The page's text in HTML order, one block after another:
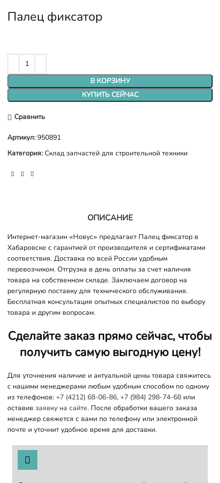
Палец фиксатор
В КОРЗИНУ
КУПИТЬ СЕЙЧАС
Сравнить
Артикул: 950891
Категория: Склад запчастей для строительной техники
ОПИСАНИЕ
Интернет-магазин «Новус» предлагает Палец фиксатор в
Хабаровске с гарантией от производителя и сертификатами
соответствия. Доставка по всей России удобным
перевозчиком. Отгрузка в день оплаты за счет наличия
товара на собственном складе. Заключаем договор на
регулярную поставку для технического обслуживания.
Бесплатная консультация опытных специалистов по выбору
товара и другим вопросам.
Сделайте заказ прямо сейчас, чтобы
получить самую выгодную цену!
Для уточнения наличие и актуальной цены товара свяжитесь
с нашими менеджерами любым удобным способом по одному
из телефонов: +7 (4212) 68-06-86, +7 (984) 298-74-68 или
оставив заявку на сайте. После обработки вашего заказа
менеджер свяжется с вами по телефону или электронной
почте и уточнит удобное время для доставки.